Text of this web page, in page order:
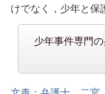
けでなく，少年と保
少年事件専門